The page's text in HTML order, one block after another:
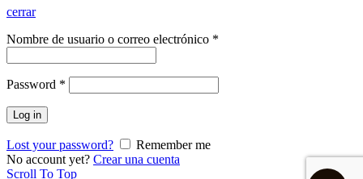
cerrar
Nombre de usuario o correo electrónico *
Password *
Log in
Lost your password?
Remember me
No account yet? Crear una cuenta
Scroll To Top